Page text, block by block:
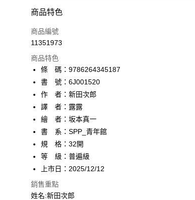
付款方式
信用卡一次付款
AFTEE先享後付
相關說明
AFTEE先享後付是「在收到商品之後才付款」的支付方式。
便利好安心！
１．簡單：不需註冊會員、不需綁卡、不需儲值。
２．便利：只要手機號碼，簡訊認證，即可結帳。
３．安心：先確認商品／服務後，再付款。
１．於結帳方式選擇「AFTEE先享後付」後，將跳轉至「
付」結帳頁面，進行簡訊認證並確認金額後，即可完成結帳。
３．收到繳費通知簡訊後14天內，點擊此簡訊中的連結，可
／ATM／網路銀行／等多元方式進行付款，方視為交易完成。
ATM付款
運送方式
全家取貨付款
每筆NT$80，滿NT$500(含以上)免運費
每筆NT$80，滿NT$500(含以上)免運費
商品特色
商品編號
11351973
商品特色
條 碼：9786264345187
書 號：6J001520
作 者：新田次郎
譯 者：露露
繪 者：坂本真一
書 系：SPP_青年館
規 格：32開
等 級：普遍級
上市日：2025/12/12
銷售重點
姓名:新田次郎